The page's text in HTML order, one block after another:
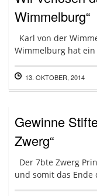
Wimmelburg“
Karl von der
Wimmelburg hat
13. OKTOBER, 2014
Gewinne
Zwerg“
Der 7bte Zwerg
und somit das Ende